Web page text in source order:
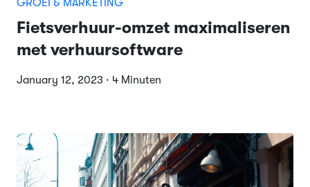
GROEI & MARKETING
Fietsverhuur-omzet maximaliseren
met verhuursoftware
January 12, 2023 · 4 Minuten